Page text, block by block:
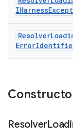
IHarness
Resolver
Error
Resolver